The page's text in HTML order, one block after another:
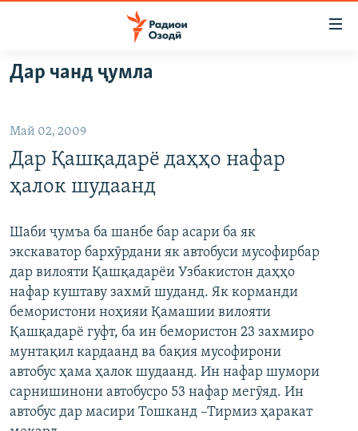
Ҷаҳиш
ба
аслӣ
ба
феҳристи
Ҷаҳиш
ГӮШАҲО
ҶОМЕА
ҚАЗИЯИ "КРОКУС"
ОСИЁИ МАРКАЗӢ
ФАРҲАНГ
МЕҲМОНИ ОЗОДӢ
ВАРЗИШ
САЛОМ, ХОҲАР
ТАҲҚИҚОТ
ҶАНГ ДАР УКРАИНА
НАЗАРИ МАРДУМ
БЛОГИСТОН
ОЗОДӢ ОНЛАЙН
ЧАНДРАСОНАӢ
ВИДЕО
НИГОРИСТОН
ГУЗОРИШҲОИ РАДИОӢ
РӮЙХАТҲО
КИТОБҲОИ ОЗОДӢ
Русский
ПАЙГИРӢ КУНЕД
Дар чанд ҷумла
Май 02, 2009
Дар Қашқадарё даҳҳо нафар
ҳалок шудаанд
Шаби ҷумъа ба шанбе бар асари ба як
экскаватор бархӯрдани як автобуси мусофирбар
дар вилояти Қашқадарёи Узбакистон даҳҳо
нафар куштаву захмӣ шуданд. Як корманди
бемористони ноҳияи Қамашии вилояти
Қашқадарё гуфт, ба ин бемористон 23 захмиро
мунтақил кардаанд ва бақия мусофирони
автобус ҳама ҳалок шудаанд. Ин нафар шумори
сарнишинони автобусро 53 нафар мегӯяд. Ин
автобус дар масири Тошканд –Тирмиз ҳаракат